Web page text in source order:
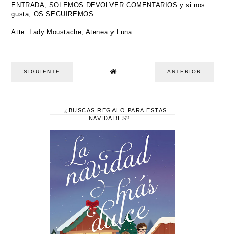
ENTRADA, SOLEMOS DEVOLVER COMENTARIOS y si nos
gusta, OS SEGUIREMOS.
Atte. Lady Moustache, Atenea y Luna
SIGUIENTE ANTERIOR
¿BUSCAS REGALO PARA ESTAS
NAVIDADES?